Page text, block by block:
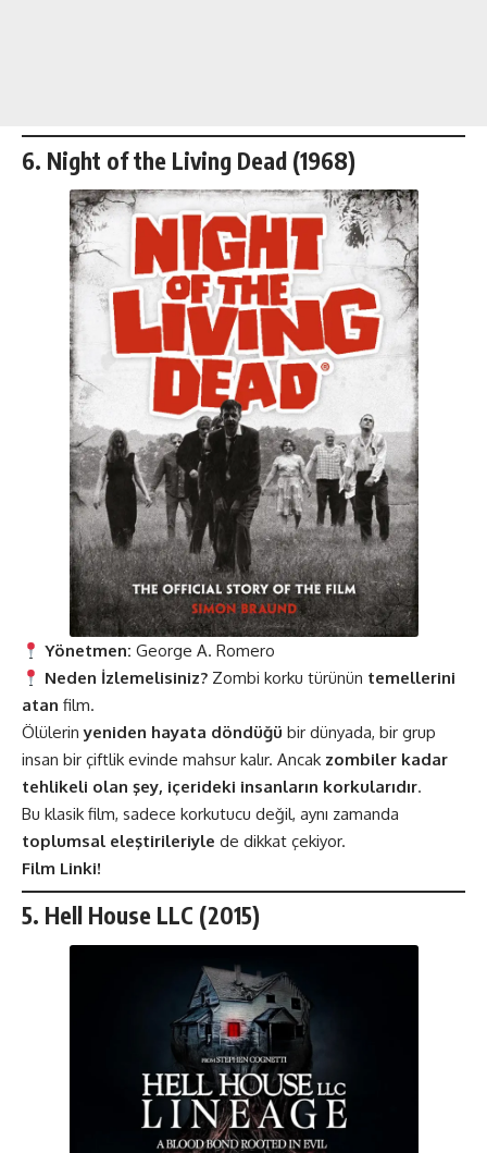
6. Night of the Living Dead (1968)
Yönetmen: George A. Romero
Neden İzlemelisiniz? Zombi korku türünün temellerini
atan film.
Ölülerinyeniden hayata döndüğü bir dünyada, bir grup
insan bir çiftlik evinde mahsur kalır. Ancak zombiler kadar
tehlikeli olan şey, içerideki insanların korkularıdır.
Bu klasik film, sadece korkutucu değil, aynı zamanda
toplumsal eleştirileriyle de dikkat çekiyor.
Film Linki!
5. Hell House LLC (2015)